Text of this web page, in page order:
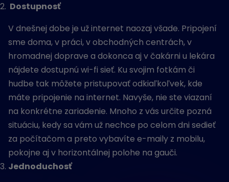
Dostupnosť
V dnešnej dobe je už internet naozaj všade. Pripojení
sme doma, v práci, v obchodných centrách, v
hromadnej doprave a dokonca aj v čakárni u lekára
nájdete dostupnú wi-fi sieť. Ku svojim fotkám či
hudbe tak môžete pristupovať odkiaľkoľvek, kde
máte pripojenie na internet. Navyše, nie ste viazaní
na konkrétne zariadenie. Mnoho z vás určite pozná
situáciu, kedy sa vám už nechce po celom dni sedieť
za počítačom a preto vybavíte e-maily z mobilu,
pokojne aj v horizontálnej polohe na gauči.
Jednoduchosť